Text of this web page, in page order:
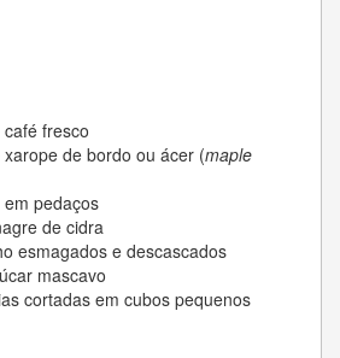
fresco
de bordo ou ácer (maple
pedaços
de cidra
esmagados e descascados
mascavo
cortadas em cubos pequenos